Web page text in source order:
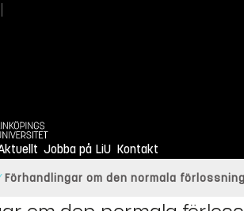
Jobba på LiU Kontakt
Förhandlingar om den normala